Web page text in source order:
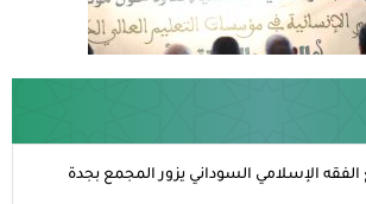
الإسلامي السوداني يزور المجمع بجدة